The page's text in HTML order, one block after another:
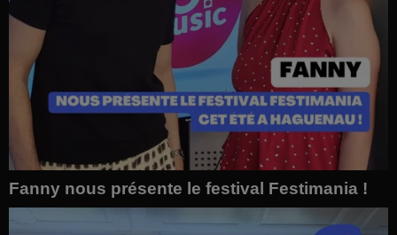
Fanny nous présente le festival Festimania !